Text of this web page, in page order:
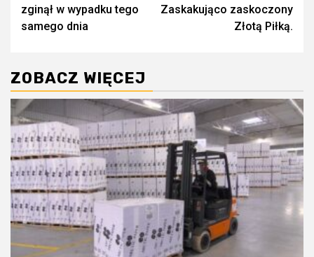
zginął w wypadku tego
samego dnia
Zaskakująco zaskoczony
Złotą Piłką.
ZOBACZ WIĘCEJ